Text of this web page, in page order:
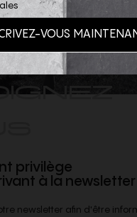
privilège
à la newsletter
newsletter afin d'être